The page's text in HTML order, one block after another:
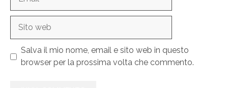
Salva il mio nome, email e sito web in questo
browser per la prossima volta che commento.